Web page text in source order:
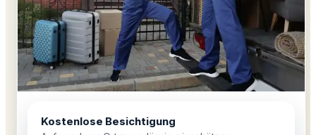
Kostenlose Besichtigung